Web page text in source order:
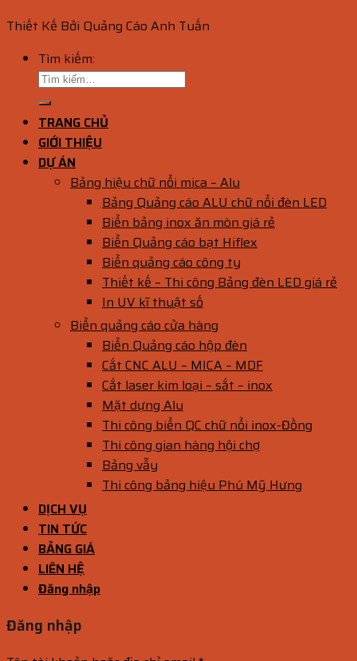
Thiết Kế Bởi Quảng Cáo Anh Tuấn
Tìm kiếm:
TRANG CHỦ
GIỚI THIỆU
DỰ ÁN
Bảng hiệu chữ nổi mica – Alu
Bảng Quảng cáo ALU chữ nổi đèn LED
Biển bảng inox ăn mòn giá rẻ
Biển Quảng cáo bạt Hiflex
Biển quảng cáo công ty
Thiết kế – Thi công Bảng đèn LED giá rẻ
In UV kĩ thuật số
Biển quảng cáo cửa hàng
Biển Quảng cáo hộp đèn
Cắt CNC ALU – MICA – MDF
Cắt laser kim loại – sắt – inox
Mặt dựng Alu
Thi công biển QC chữ nổi inox-Đồng
Thi công gian hàng hội chợ
Bảng vẫy
Thi công bảng hiệu Phú Mỹ Hưng
DỊCH VỤ
TIN TỨC
BẢNG GIÁ
LIÊN HỆ
Đăng nhập
Đăng nhập